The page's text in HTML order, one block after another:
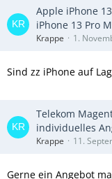
Apple iPhone
iPhone 13 Pro
Krappe 1.
Sind zz iPhone auf
Telekom
individuelles
Krappe 11.
Gerne ein Angebot